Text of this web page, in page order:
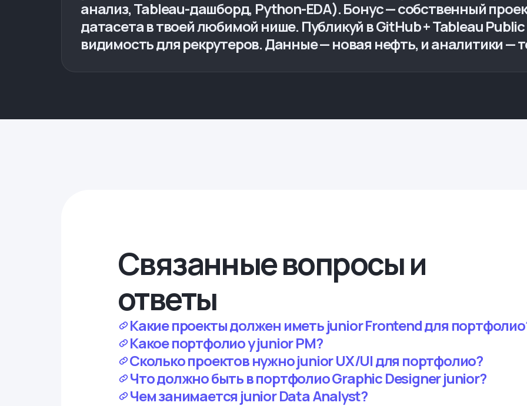
анализ, Tableau-дашборд, Python-EDA). Бонус — собственный
датасета в твоей любимой нише. Публикуй в GitHub + Tableau
видимость для рекрутеров. Данные — новая нефть, и аналитики —
Связанные вопросы и
ответы
Какие проекты должен иметь junior Frontend для
Какое портфолио у junior PM?
Сколько проектов нужно junior UX/UI для портфолио?
Что должно быть в портфолио Graphic Designer junior?
Чем занимается junior Data Analyst?